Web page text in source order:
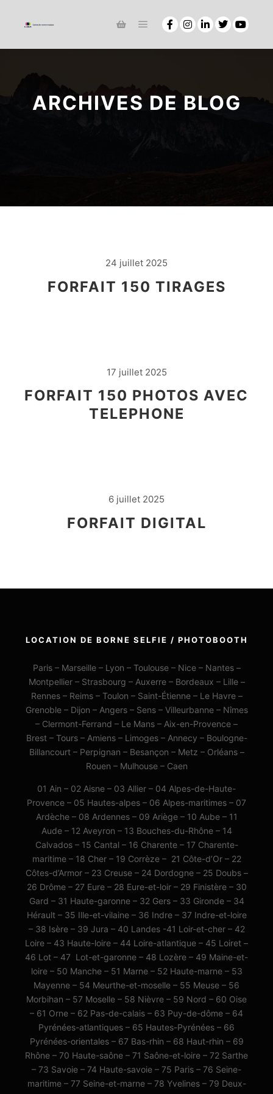
ARCHIVES DE BLOG
24 juillet 2025
FORFAIT 150 TIRAGES
17 juillet 2025
FORFAIT 150 PHOTOS AVEC
TELEPHONE
6 juillet 2025
FORFAIT DIGITAL
LOCATION DE BORNE SELFIE / PHOTOBOOTH
Paris – Marseille – Lyon – Toulouse – Nice – Nantes –
Montpellier – Strasbourg – Auxerre – Bordeaux – Lille –
Rennes – Reims – Toulon – Saint-Étienne – Le Havre –
Grenoble – Dijon – Angers – Sens – Villeurbanne – Nîmes
– Clermont-Ferrand – Le Mans – Aix-en-Provence –
Brest – Tours – Amiens – Limoges – Annecy – Boulogne-
Billancourt – Perpignan – Besançon – Metz – Orléans –
Rouen – Mulhouse – Caen
01 Ain – 02 Aisne – 03 Allier – 04 Alpes-de-Haute-
Provence – 05 Hautes-alpes – 06 Alpes-maritimes – 07
Ardèche – 08 Ardennes – 09 Ariège – 10 Aube – 11
Aude – 12 Aveyron – 13 Bouches-du-Rhône – 14
Calvados – 15 Cantal – 16 Charente – 17 Charente-
maritime – 18 Cher – 19 Corrèze – 21 Côte-d’Or – 22
Côtes-d’Armor – 23 Creuse – 24 Dordogne – 25 Doubs –
26 Drôme – 27 Eure – 28 Eure-et-loir – 29 Finistère – 30
Gard – 31 Haute-garonne – 32 Gers – 33 Gironde – 34
Hérault – 35 Ille-et-vilaine – 36 Indre – 37 Indre-et-loire
– 38 Isère – 39 Jura – 40 Landes -41 Loir-et-cher – 42
Loire – 43 Haute-loire – 44 Loire-atlantique – 45 Loiret –
46 Lot – 47 Lot-et-garonne – 48 Lozère – 49 Maine-et-
loire – 50 Manche – 51 Marne – 52 Haute-marne – 53
Mayenne – 54 Meurthe-et-moselle – 55 Meuse – 56
Morbihan – 57 Moselle – 58 Nièvre – 59 Nord – 60 Oise
– 61 Orne – 62 Pas-de-calais – 63 Puy-de-dôme – 64
Pyrénées-atlantiques – 65 Hautes-Pyrénées – 66
Pyrénées-orientales – 67 Bas-rhin – 68 Haut-rhin – 69
Rhône – 70 Haute-saône – 71 Saône-et-loire – 72 Sarthe
– 73 Savoie – 74 Haute-savoie – 75 Paris – 76 Seine-
maritime – 77 Seine-et-marne – 78 Yvelines – 79 Deux-